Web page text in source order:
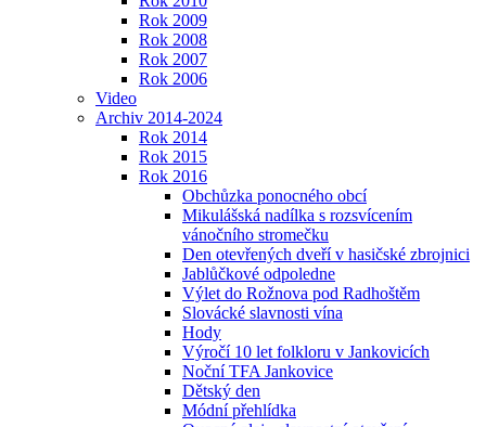
Rok 2009
Rok 2008
Rok 2007
Rok 2006
Video
Archiv 2014-2024
Rok 2014
Rok 2015
Rok 2016
Obchůzka ponocného obcí
Mikulášská nadílka s rozsvícením
vánočního stromečku
Den otevřených dveří v hasičské zbrojnici
Jablůčkové odpoledne
Výlet do Rožnova pod Radhoštěm
Slovácké slavnosti vína
Hody
Výročí 10 let folkloru v Jankovicích
Noční TFA Jankovice
Dětský den
Módní přehlídka